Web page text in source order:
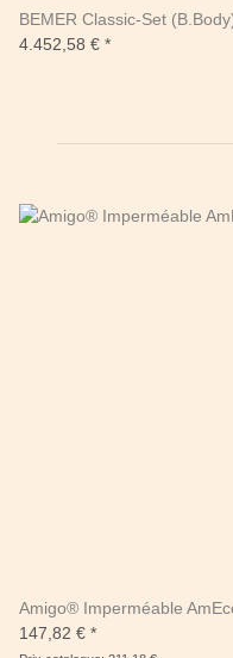
BEMER Classic-Set
4.452,58 € *
Amigo® Imperméable
147,82 € *